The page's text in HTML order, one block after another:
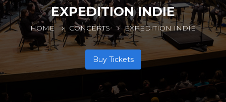
EXPEDITION INDIE
HOME CONCERTS EXPEDITION INDIE
Buy Tickets